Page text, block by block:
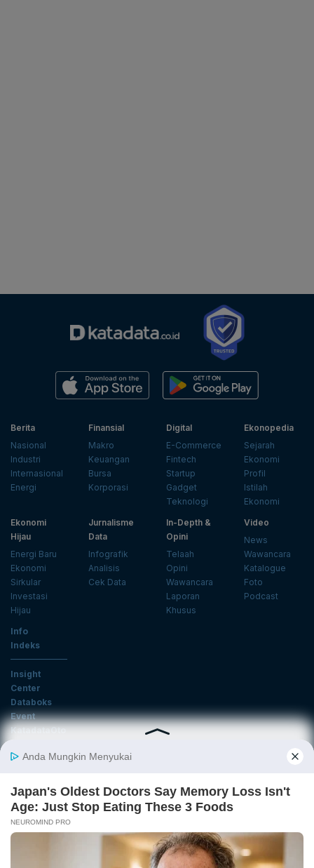
Berita
Nasional
Industri
Internasional
Energi
Finansial
Makro
Keuangan
Bursa
Korporasi
Digital
E-Commerce
Fintech
Startup
Gadget
Teknologi
Ekonopedia
Sejarah
Ekonomi
Profil
Istilah
Ekonomi
Ekonomi
Hijau
Energi Baru
Ekonomi
Sirkular
Investasi
Hijau
Jurnalisme
Data
Infografik
Analisis
Cek Data
In-Depth &
Opini
Telaah
Opini
Wawancara
Laporan
Khusus
Video
News
Wawancara
Katalogue
Foto
Podcast
Info
Indeks
Insight
Center
Databoks
Event
KatadataOto
Email
Daftar